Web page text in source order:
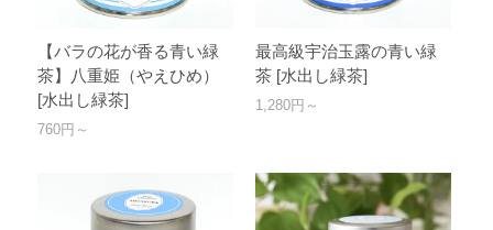
【バラの花が香る青い緑
茶】八重姫（やえひめ）
[水出し緑茶]
760円～
最高級宇治玉露の青い緑
茶 [水出し緑茶]
1,280円～